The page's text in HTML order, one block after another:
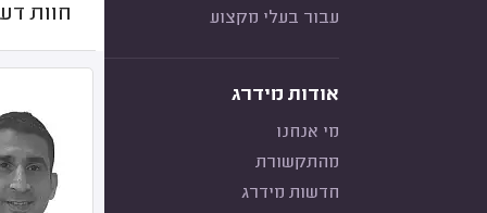
עבור בעלי מקצוע
אודות מידרג
מי אנחנו
מהתקשורת
חדשות מידרג
חוות